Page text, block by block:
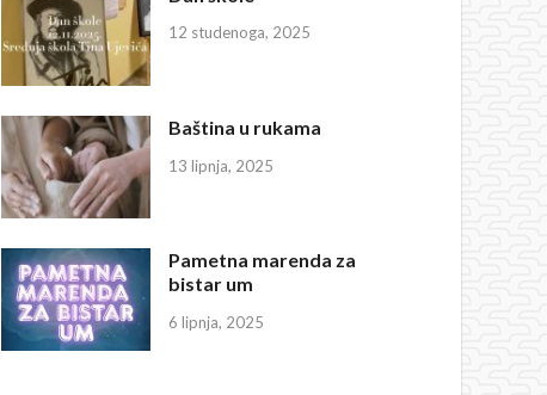
12 studenoga, 2025
Baština u rukama
13 lipnja, 2025
Pametna marenda za
bistar um
6 lipnja, 2025